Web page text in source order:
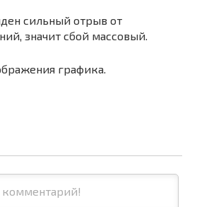
сильный отрыв от
значит сбой массовый.
графика.